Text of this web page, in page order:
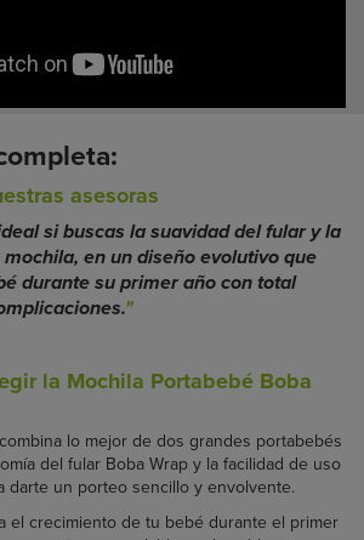
asesoras
si buscas la suavidad del fular y la
en un diseño evolutivo que
durante su primer año con total
"
la Mochila Portabebé Boba
combina lo mejor de dos grandes portabebés
del fular Boba Wrap y la facilidad de uso
darte un porteo sencillo y envolvente.
el crecimiento de tu bebé durante el primer